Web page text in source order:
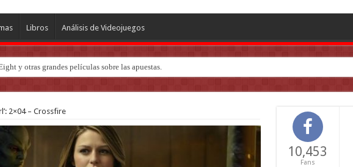
Libros Análisis de Videojuegos
y otras grandes películas sobre las apuestas.
mundo de ‘Deadly Premonition’
2×04 – Crossfire
10,453
Fans